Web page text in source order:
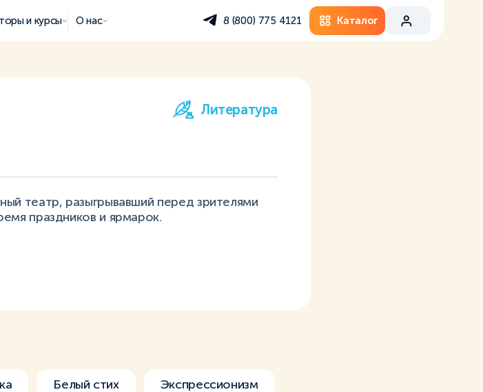
и курсы О нас 8 (800) 775 4121 Каталог
Литература
театр, разыгрывавший перед зрителями
праздников и ярмарок.
Белый стих Экспрессионизм